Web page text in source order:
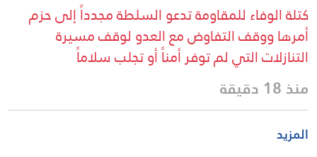
كتلة الوفاء للمقاومة تدعو السلطة مجدداً إلى حزم
أمرها ووقف التفاوض مع العدو لوقف مسيرة
التنازلات التي لم توفر أمناً أو تجلب سلاماً
منذ 18 دقيقة
المزيد